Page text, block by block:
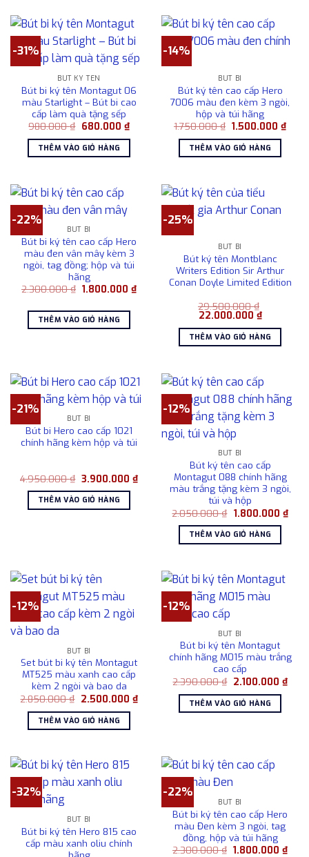
-31%
BÚT KÝ TÊN
Bút bi ký tên Montagut 06
màu Starlight – Bút bi cao
cấp làm quà tặng sếp
980.000₫ Giá
là:
980.000 ₫.
680.000 ₫Giá
hiện
tại
680.000 ₫.
THÊM VÀO GIỎ HÀNG
-14%
BÚT BI
Bút ký tên cao cấp Hero
7006 màu đen kèm 3 ngòi,
hộp và túi hãng
1.750.000₫ Giá
là:
1.750.000 ₫.
1.500.000₫Giá
hiện
THÊM VÀO GIỎ HÀNG
-22%
BÚT BI
Bút bi ký tên cao cấp Hero
màu đen vân mây kèm 3
ngòi, tag đồng; hộp và túi
hãng
2.300.000₫ Giá
2.300.000 ₫.
1.800.000₫Giá
hiện
THÊM VÀO GIỎ HÀNG
-25%
BÚT BI
Bút ký tên Montblanc
Writers Edition Sir Arthur
Conan Doyle Limited Edition
29.500.000₫
Giá
là:
29.500.000 ₫.
22.000.000 ₫Giá
hiện
tại
là:
THÊM VÀO GIỎ HÀNG
-21%
BÚT BI
Bút bi Hero cao cấp 1021
chính hãng kèm hộp và túi
4.950.000₫ Giá
là:
4.950.000 ₫.
3.900.000 ₫Giá
hiện
3.900.000 ₫.
THÊM VÀO GIỎ HÀNG
-12%
BÚT BI
Bút ký tên cao cấp
Montagut 088 chính hãng
màu trắng tặng kèm 3 ngòi,
túi và hộp
2.050.000₫ Giá
là:
2.050.000 ₫.
1.800.000 ₫Giá
hiện
THÊM VÀO GIỎ HÀNG
-12%
BÚT BI
Set bút bi ký tên Montagut
MT525 màu xanh cao cấp
kèm 2 ngòi và bao da
2.850.000₫ Giá
là:
2.850.000 ₫.
2.500.000 ₫Giá
hiện
THÊM VÀO GIỎ HÀNG
-12%
BÚT BI
Bút bi ký tên Montagut
chính hãng M015 màu trắng
cao cấp
2.390.000₫ Giá
là:
2.390.000 ₫.
2.100.000 ₫Giá
hiện
THÊM VÀO GIỎ HÀNG
-32%
BÚT BI
Bút bi ký tên Hero 815 cao
cấp màu xanh oliu chính
-22%
BÚT BI
Bút bi ký tên cao cấp Hero
màu Đen kèm 3 ngòi, tag
đồng, hộp và túi hãng
2.300.000₫ Giá
1.800.000₫Giá